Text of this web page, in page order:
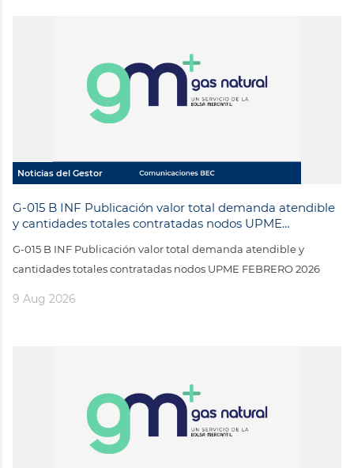
Noticias del Gestor
G-015 B INF Publicación valor total demanda atendible
y cantidades totales contratadas nodos UPME
G-015 B INF Publicación valor total demanda atendible y
cantidades totales contratadas nodos UPME FEBRERO 2026
9 Aug 2026